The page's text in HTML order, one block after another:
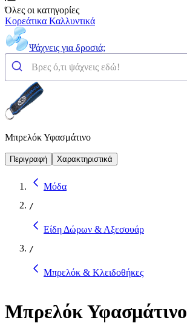
Όλες οι κατηγορίες
Κορεάτικα Καλλυντικά
Ψάχνεις για δροσιά;
Μπρελόκ Υφασμάτινο
Περιγραφή Χαρακτηριστικά
Μόδα
/
Είδη Δώρων & Αξεσουάρ
/
Μπρελόκ & Κλειδοθήκες
Μπρελόκ Υφασμάτινο